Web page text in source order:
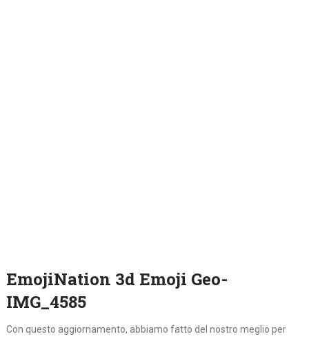
EmojiNation 3d Emoji Geo-
IMG_4585
Con questo aggiornamento, abbiamo fatto del nostro meglio per